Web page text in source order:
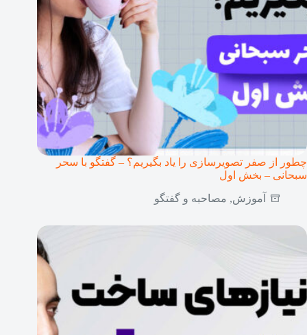
چطور از صفر تصویرسازی را یاد بگیریم؟ – گفتگو با سحر
سبحانی – بخش اول
آموزش, مصاحبه و گفتگو